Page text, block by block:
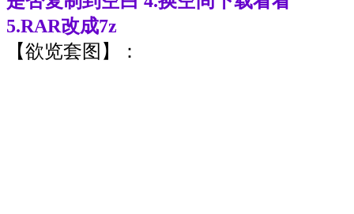
5.RAR改成7z
【欲览套图】：